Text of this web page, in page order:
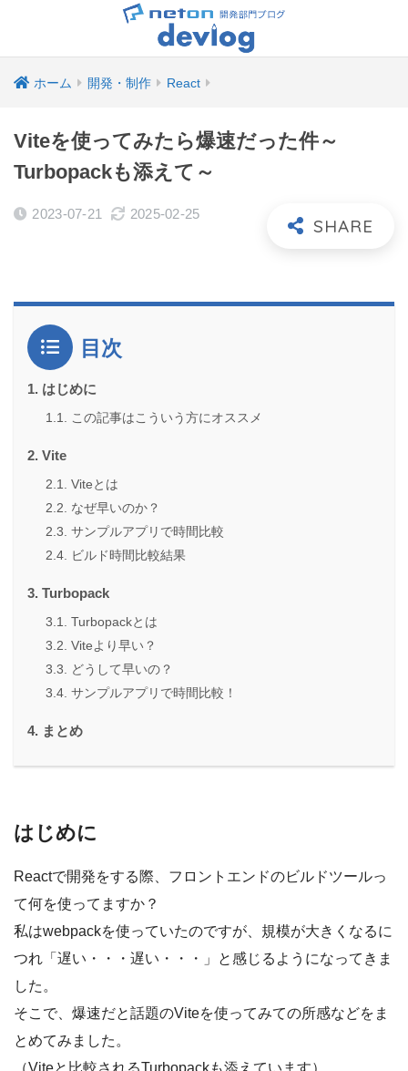
ホーム 開発・制作 React
Viteを使ってみたら爆速だった件～
Turbopackも添えて～
2023-07-21 2025-02-25
目次
はじめに
この記事はこういう方にオススメ
Vite
Viteとは
なぜ早いのか？
サンプルアプリで時間比較
ビルド時間比較結果
Turbopack
Turbopackとは
Viteより早い？
どうして早いの？
サンプルアプリで時間比較！
まとめ
はじめに
Reactで開発をする際、フロントエンドのビルドツールっ
て何を使ってますか？
私はwebpackを使っていたのですが、規模が大きくなるに
つれ「遅い・・・遅い・・・」と感じるようになってきま
した。
そこで、爆速だと話題のViteを使ってみての所感などをま
とめてみました。
（Viteと比較されるTurbopackも添えています）